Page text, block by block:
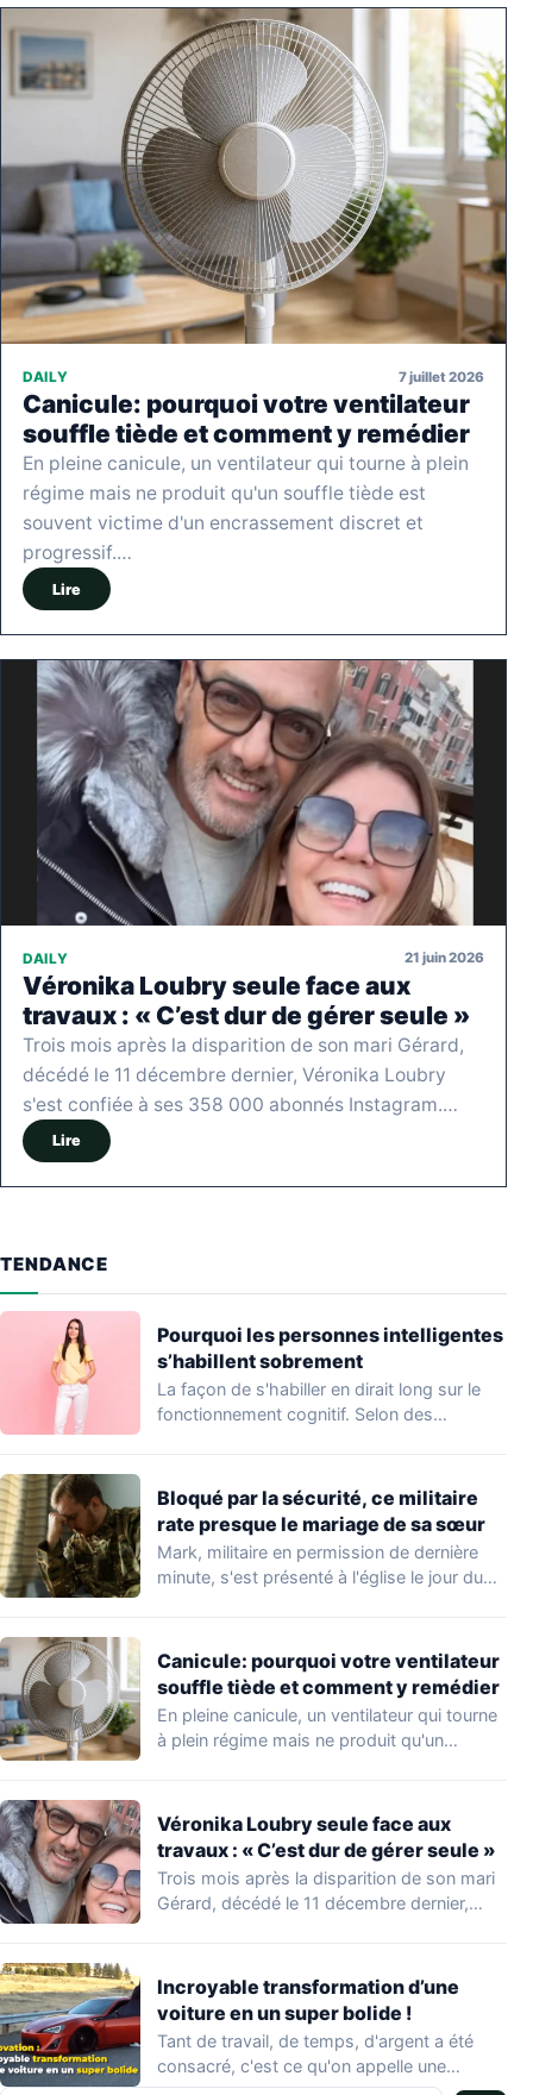
DAILY 7 juillet 2026
Canicule: pourquoi votre ventilateur
souffle tiède et comment y remédier
En pleine canicule, un ventilateur qui tourne à plein
régime mais ne produit qu'un souffle tiède est
souvent victime d'un encrassement discret et
progressif.…
Lire
DAILY 21 juin 2026
Véronika Loubry seule face aux
travaux : « C’est dur de gérer seule »
Trois mois après la disparition de son mari Gérard,
décédé le 11 décembre dernier, Véronika Loubry
s'est confiée à ses 358 000 abonnés Instagram.…
Lire
TENDANCE
Pourquoi les personnes intelligentes
s’habillent sobrement
La façon de s'habiller en dirait long sur le
fonctionnement cognitif. Selon des
Bloqué par la sécurité, ce militaire
rate presque le mariage de sa sœur
Mark, militaire en permission de dernière
minute, s'est présenté à l'église le jour du…
Canicule: pourquoi votre ventilateur
souffle tiède et comment y remédier
En pleine canicule, un ventilateur qui tourne
à plein régime mais ne produit qu'un…
Véronika Loubry seule face aux
travaux : « C’est dur de gérer seule »
Trois mois après la disparition de son mari
Gérard, décédé le 11 décembre dernier,…
Incroyable transformation d’une
voiture en un super bolide !
Tant de travail, de temps, d'argent a été
consacré, c'est ce qu'on appelle une…